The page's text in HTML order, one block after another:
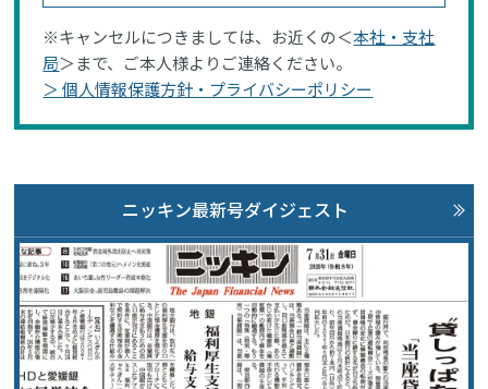
※キャンセルにつきましては、お近くの＜本社・支社
局＞まで、ご本人様よりご連絡ください。
＞ 個人情報保護方針・プライバシーポリシー
ニッキン最新号ダイジェスト